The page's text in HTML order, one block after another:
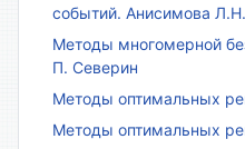
событий. Анисимова
Методы многомерной
П. Северин
Методы оптимальных
Методы оптимальных